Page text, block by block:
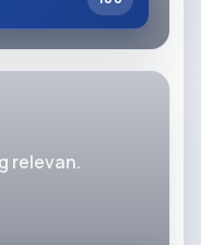
relevan.